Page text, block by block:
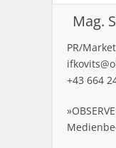
Mag.
PR/
+43 664